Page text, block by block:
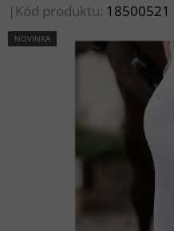
| Kód produktu: 18500521
NOVINKA